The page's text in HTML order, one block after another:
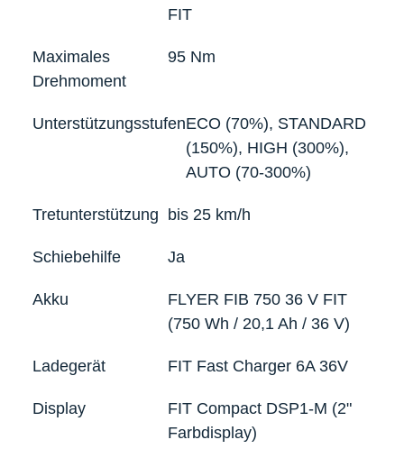
FIT
Maximales
Drehmoment
95 Nm
UnterstützungsstufenECO (70%), STANDARD
(150%), HIGH (300%),
AUTO (70-300%)
Tretunterstützung bis 25 km/h
Schiebehilfe Ja
Akku
FLYER FIB 750 36 V FIT
(750 Wh / 20,1 Ah / 36 V)
Ladegerät FIT Fast Charger 6A 36V
Display
FIT Compact DSP1-M (2"
Farbdisplay)